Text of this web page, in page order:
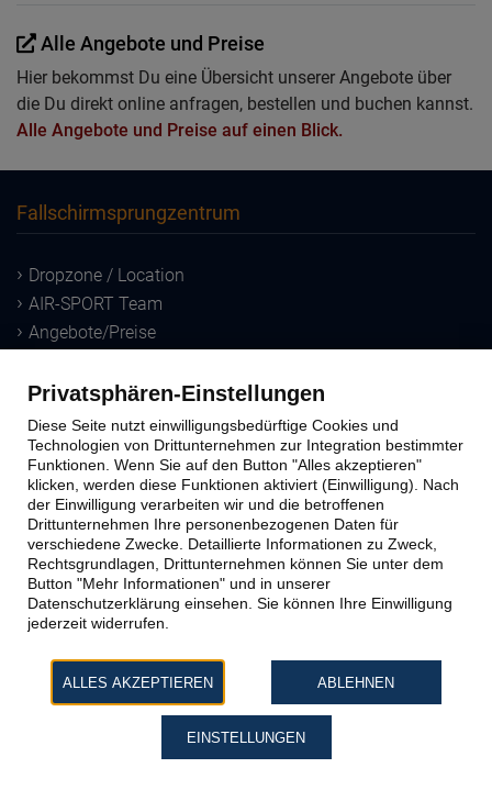
Alle Angebote und Preise
Hier bekommst Du eine Übersicht unserer Angebote über
die Du direkt online anfragen, bestellen und buchen kannst.
Alle Angebote und Preise auf einen Blick.
Fallschirmsprungzentrum
Dropzone / Location
AIR-SPORT Team
Angebote/Preise
Sprungausbildung
Ausbildungs-Methoden
Windtunnel
Schnupperkurs
Lizenzausbildung
Kontakt zu AIR-SPORT
Büro & Sprungplatz
Impressum
Privatsphären-Einstellungen
Diese Seite nutzt einwilligungsbedürftige Cookies und
Technologien von Drittunternehmen zur Integration bestimmter
Funktionen. Wenn Sie auf den Button "Alles akzeptieren"
klicken, werden diese Funktionen aktiviert (Einwilligung). Nach
der Einwilligung verarbeiten wir und die betroffenen
Drittunternehmen Ihre personenbezogenen Daten für
verschiedene Zwecke. Detaillierte Informationen zu Zweck,
Rechtsgrundlagen, Drittunternehmen können Sie unter dem
Button "Mehr Informationen" und in unserer
Datenschutzerklärung einsehen. Sie können Ihre Einwilligung
jederzeit widerrufen.
ALLES AKZEPTIEREN ABLEHNEN
EINSTELLUNGEN